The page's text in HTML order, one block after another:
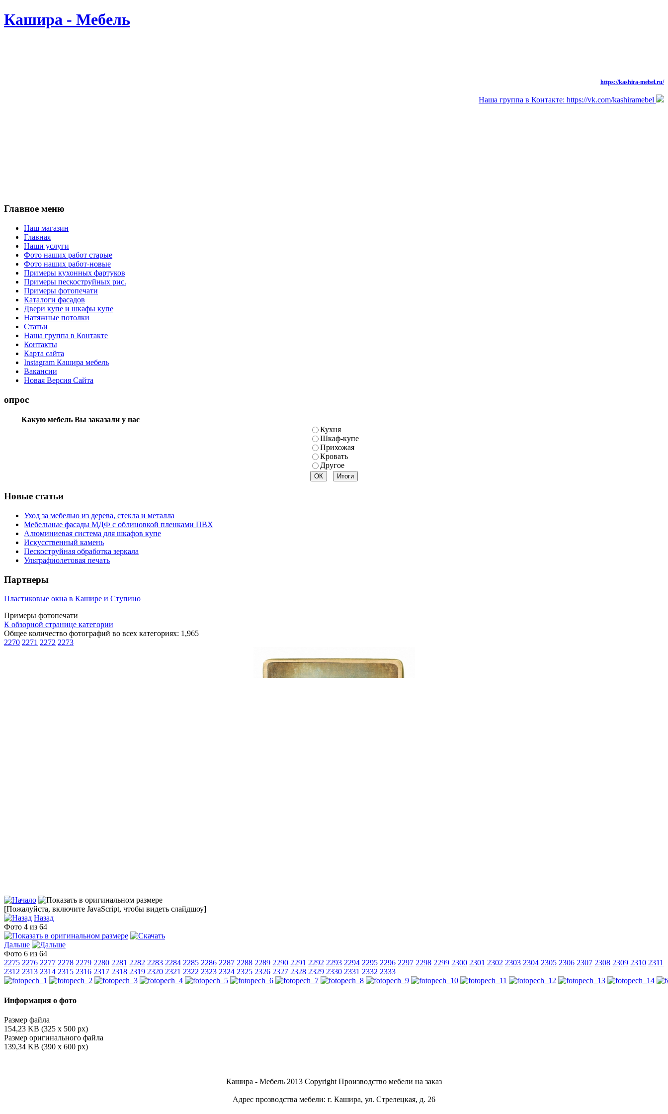
Кашира - Мебель
https://kashira-mebel.ru/
Наша группа в Контакте: https://vk.com/kashiramebel
Главное меню
Наш магазин
Главная
Наши услуги
Фото наших работ старые
Фото наших работ-новые
Примеры кухонных фартуков
Примеры пескоструйных рис.
Примеры фотопечати
Каталоги фасадов
Двери купе и шкафы купе
Натяжные потолки
Статьи
Наша группа в Контакте
Контакты
Карта сайта
Instagram Кашира мебель
Вакансии
Новая Версия Сайта
опрос
Какую мебель Вы заказали у нас
Кухня
Шкаф-купе
Прихожая
Кровать
Другое
Новые статьи
Уход за мебелью из дерева, стекла и металла
Мебельные фасады МДФ с облицовкой пленками ПВХ
Алюминиевая система для шкафов купе
Искусственный камень
Пескоструйная обработка зеркала
Ультрафиолетовая печать
Партнеры
Пластиковые окна в Кашире и Ступино
Примеры фотопечати
К обзорной странице категории
Общее количество фотографий во всех категориях: 1,965
2270 2271 2272 2273
[Пожалуйста, включите JavaScript, чтобы видеть слайдшоу]
Назад
Фото 4 из 64
Дальше
Фото 6 из 64
2275 2276 2277 2278 2279 2280 2281 2282 2283 2284 2285 2286 2287 2288 2289 2290 2291 2292 2293 2294 2295 2296 2297 2298 2299 2300 2301 2302 2303 2304 2305 2306 2307 2308 2309 2310 2311
2312 2313 2314 2315 2316 2317 2318 2319 2320 2321 2322 2323 2324 2325 2326 2327 2328 2329 2330 2331 2332 2333
Информация о фото
Размер файла
154,23 KB (325 x 500 px)
Размер оригинального файла
139,34 KB (390 x 600 px)
Кашира - Мебель 2013 Copyright Производство мебели на заказ
Адрес прозводства мебели: г. Кашира, ул. Стрелецкая, д. 26